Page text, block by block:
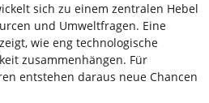
sich zu einem zentralen Hebel
und Umweltfragen. Eine
wie eng technologische
zusammenhängen. Für
entstehen daraus neue Chancen